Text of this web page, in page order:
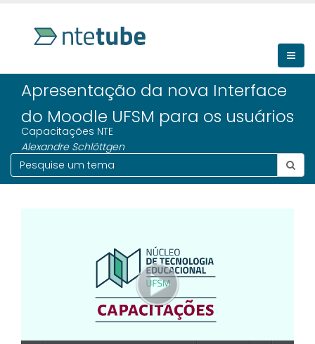
Apresentação da nova Interface
do Moodle UFSM para os usuários
Capacitações NTE
Alexandre Schlöttgen